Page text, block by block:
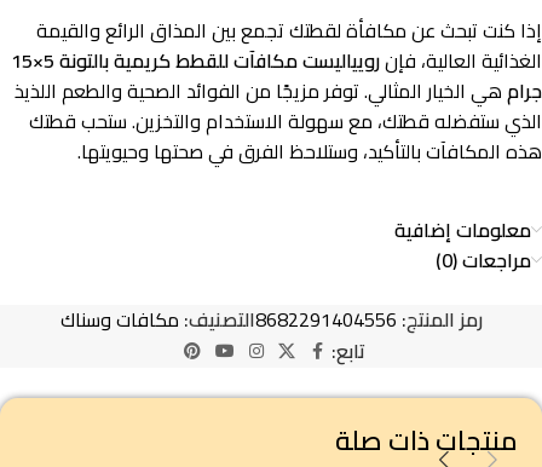
إذا كنت تبحث عن مكافأة لقطتك تجمع بين المذاق الرائع والقيمة
الغذائية العالية، فإن
رويياليست مكافآت للقطط كريمية بالتونة 5×15
جرامهي الخيار المثالي. توفر مزيجًا من الفوائد الصحية والطعم اللذيذ
الذي ستفضله قطتك، مع سهولة الاستخدام والتخزين. ستحب قطتك
هذه المكافآت بالتأكيد، وستلاحظ الفرق في صحتها وحيويتها.
معلومات إضافية
مراجعات (0)
رمز المنتج: 8682291404556التصنيف: مكافات وسناك
تابع:
منتجات ذات صلة